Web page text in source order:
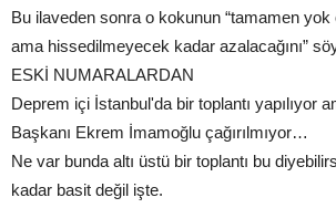
Bu ilaveden sonra o kokunun “tamamen
ama hissedilmeyecek kadar azalacağını”
ESKİ NUMARALARDAN
Deprem içi İstanbul'da bir toplantı yapılıyor
Başkanı Ekrem İmamoğlu çağırılmıyor…
Ne var bunda altı üstü bir toplantı bu
kadar basit değil işte.